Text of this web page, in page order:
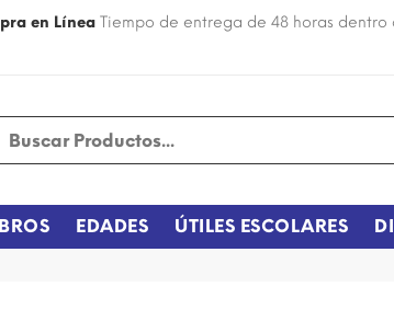
en Línea Tiempo de entrega de 48 horas dentro
EDADES ÚTILES ESCOLARES